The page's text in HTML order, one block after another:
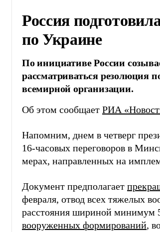
Россия
по Украине
По инициативе России
рассматриваться резолюция
всемирной организации.
Об этом сообщает РИА
Напомним, днем в четверг
16-часовых переговоров в
мерах, направленных на
Документ предполагает
февраля, отвод всех тяжелых
расстояния шириной минимум
вооруженных формирований,